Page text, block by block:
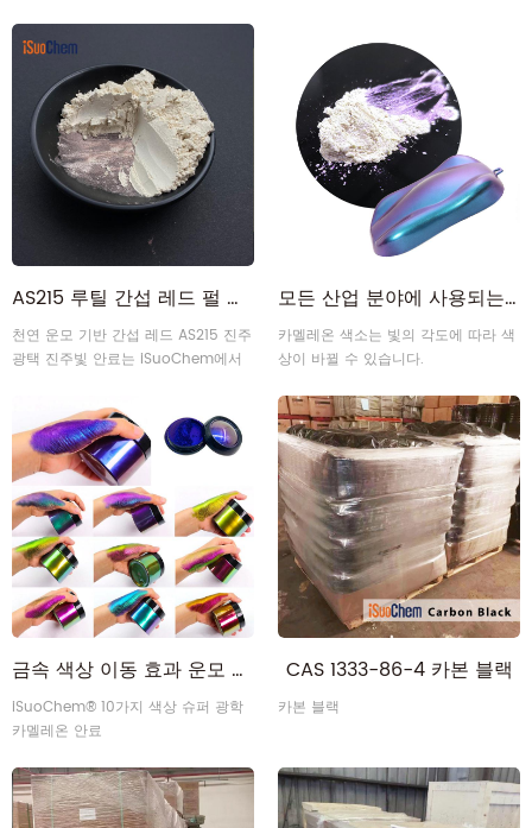
습니다.
AS215 루틸 간섭 레드 펄 광택 컬러 효과 안료
천연 운모 기반 간섭 레드 AS215 진주
광택 진주빛 안료는 iSuoChem에서
모든 산업 분야에 사용되는 운모 기반 색상 이동 카멜레온 안료 분말
카멜레온 색소는 빛의 각도에 따라 색
상이 바뀔 수 있습니다.
금속 색상 이동 효과 운모 분말 멀티 크롬 슈퍼 광학 카멜레온 안료
iSuoChem® 10가지 색상 슈퍼 광학
카멜레온 안료
CAS 1333-86-4 카본 블랙
카본 블랙